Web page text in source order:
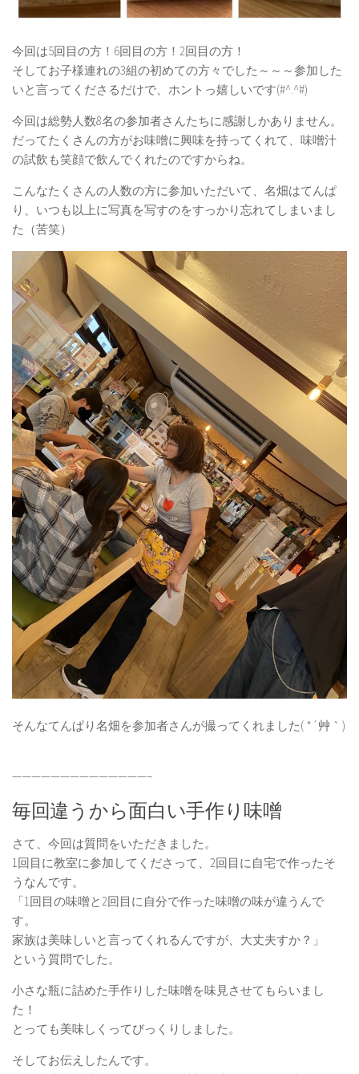
自己紹介
お問合せ
読者登録
教室スケジュール
今回は5回目の方！6回目の方！2回目の方！
そしてお子様連れの3組の初めての方々でした～～～参加した
いと言ってくださるだけで、ホントっ嬉しいです(#^.^#)
今回は総勢人数8名の参加者さんたちに感謝しかありません。
だってたくさんの方がお味噌に興味を持ってくれて、味噌汁
の試飲も笑顔で飲んでくれたのですからね。
こんなたくさんの人数の方に参加いただいて、名畑はてんぱ
り、いつも以上に写真を写すのをすっかり忘れてしまいまし
た（苦笑）
そんなてんぱり名畑を参加者さんが撮ってくれました( *´艸｀)
——————————————–
毎回違うから面白い手作り味噌
さて、今回は質問をいただきました。
1回目に教室に参加してくださって、2回目に自宅で作ったそ
うなんです。
「1回目の味噌と2回目に自分で作った味噌の味が違うんで
す。
家族は美味しいと言ってくれるんですが、大丈夫すか？」
という質問でした。
小さな瓶に詰めた手作りした味噌を味見させてもらいまし
た！
とっても美味しくってびっくりしました。
そしてお伝えしたんです。